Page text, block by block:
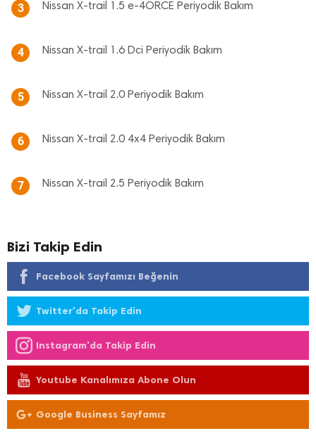
3 Nissan X-trail 1.5 e-4ORCE Periyodik Bakım
4 Nissan X-trail 1.6 Dci Periyodik Bakım
5 Nissan X-trail 2.0 Periyodik Bakım
6 Nissan X-trail 2.0 4x4 Periyodik Bakım
7 Nissan X-trail 2.5 Periyodik Bakım
Bizi Takip Edin
Facebook Sayfamızı Beğenin
Twitter'da Takip Edin
Instagram'da Takip Edin
Youtube Kanalımıza Abone Olun
Google Business Sayfamız